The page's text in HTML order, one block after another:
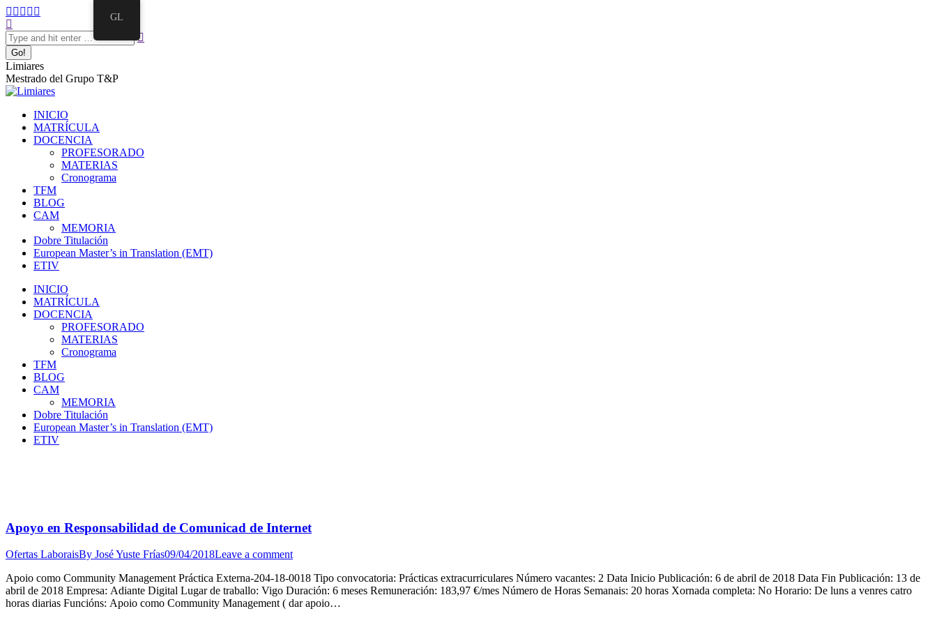
Skip
to
content
Facebook
opens
in
new
window
Twitter
opens
in
new
window
Mail
opens
in
new
window
Instagram
opens
in
window
opens
in
window
Search:
Limiares
Mestrado del Grupo T&P
INICIO
MATRÍCULA
DOCENCIA
PROFESORADO
MATERIAS
Cronograma
TFM
BLOG
CAM
MEMORIA
Dobre Titulación
European Master’s in Translation (EMT)
ETIV
INICIO
MATRÍCULA
DOCENCIA
PROFESORADO
MATERIAS
Cronograma
TFM
BLOG
CAM
MEMORIA
Dobre Titulación
European Master’s in Translation (EMT)
ETIV
Apoyo en Responsabilidad de Comunicad de Internet
Ofertas LaboraisBy José Yuste Frías09/04/2018Leave a comment
Apoio como Community Management Práctica Externa-204-18-0018 Tipo convocatoria: Prácticas extracurriculares Número vacantes: 2 Data Inicio Publicación: 6 de abril de 2018 Data Fin Publicación: 13 de
abril de 2018 Empresa: Adiante Digital Lugar de traballo: Vigo Duración: 6 meses Remuneración: 183,97 €/mes Número de Horas Semanais: 20 horas Xornada completa: No Horario: De luns a venres catro
horas diarias Funcións: Apoio como Community Management ( dar apoio…
GL